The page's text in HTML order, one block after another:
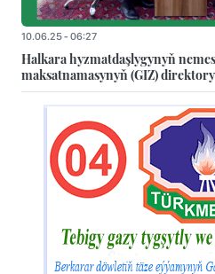
10.06.25 - 06:27
Halkara hyzmatdaşlygynyň
maksatnamasynyň (GIZ)